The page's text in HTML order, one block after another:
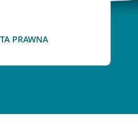
PRAWNA